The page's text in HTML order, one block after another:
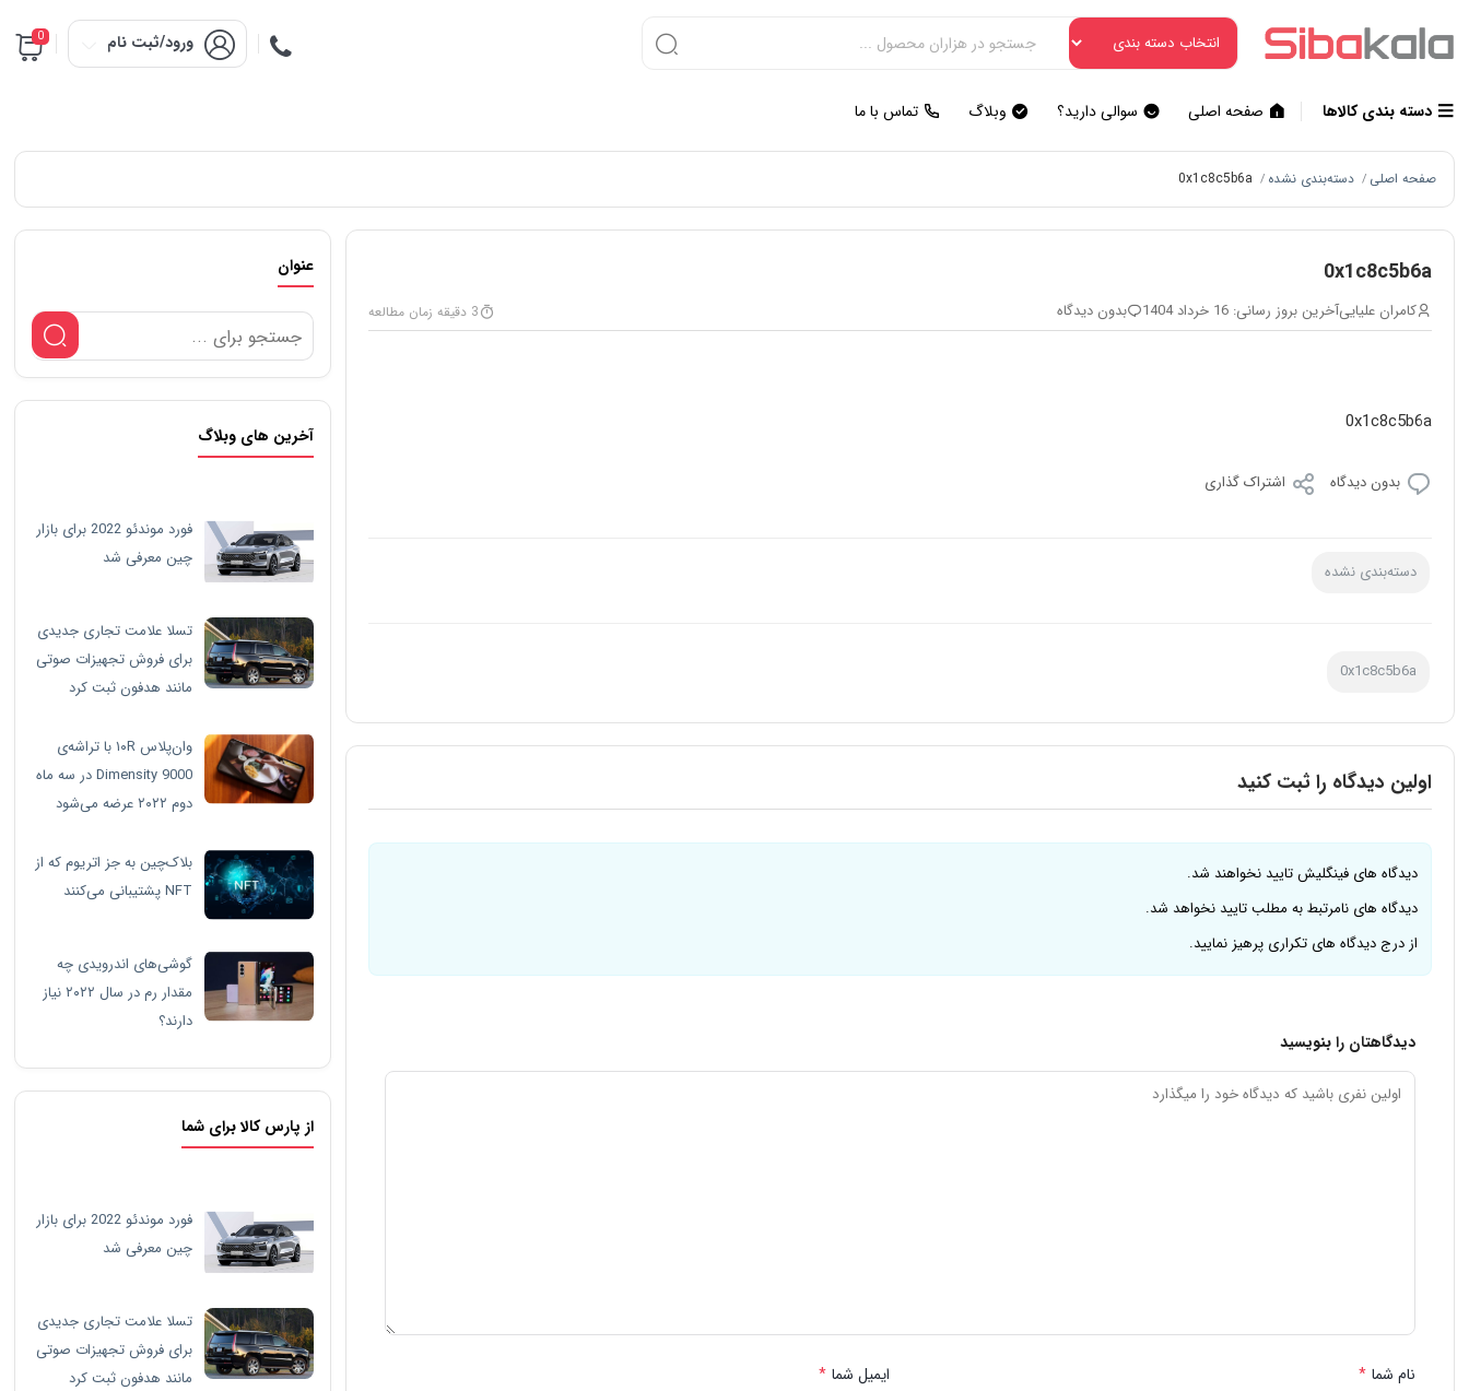
ورود/ثبت نام 0
دسته بندی کالاها صفحه اصلی سوالی دارید؟ وبلاگ تماس با ما
صفحه اصلی / دسته‌بندی نشده /
0x1c8c5b6a
0x1c8c5b6a
کامران علیاییآخرین بروز رسانی: 16 خرداد 1404 بدون دیدگاه 3 دقیقه زمان مطالعه
0x1c8c5b6a
بدون دیدگاه اشتراک گذاری
دسته‌بندی نشده
0x1c8c5b6a
اولین دیدگاه را ثبت کنید
دیدگاه های فینگلیش تایید نخواهند شد.
دیدگاه های نامرتبط به مطلب تایید نخواهد شد.
از درج دیدگاه های تکراری پرهیز نمایید.
دیدگاهتان را بنویسید
نام شما * ایمیل شما *
عنوان
آخرین های وبلاگ
فورد موندئو 2022 برای بازار
چین معرفی شد
تسلا علامت تجاری جدیدی
برای فروش تجهیزات صوتی
مانند هدفون ثبت کرد
وان‌پلاس ۱۰R با تراشه‌ی
Dimensity 9000 در سه ماه
دوم ۲۰۲۲ عرضه می‌شود
بلاک‌چین به جز اتریوم که از
NFT پشتیبانی می‌کنند
گوشی‌های اندرویدی چه
مقدار رم در سال ۲۰۲۲ نیاز
دارند؟
از پارس کالا برای شما
فورد موندئو 2022 برای بازار
چین معرفی شد
تسلا علامت تجاری جدیدی
برای فروش تجهیزات صوتی
مانند هدفون ثبت کرد